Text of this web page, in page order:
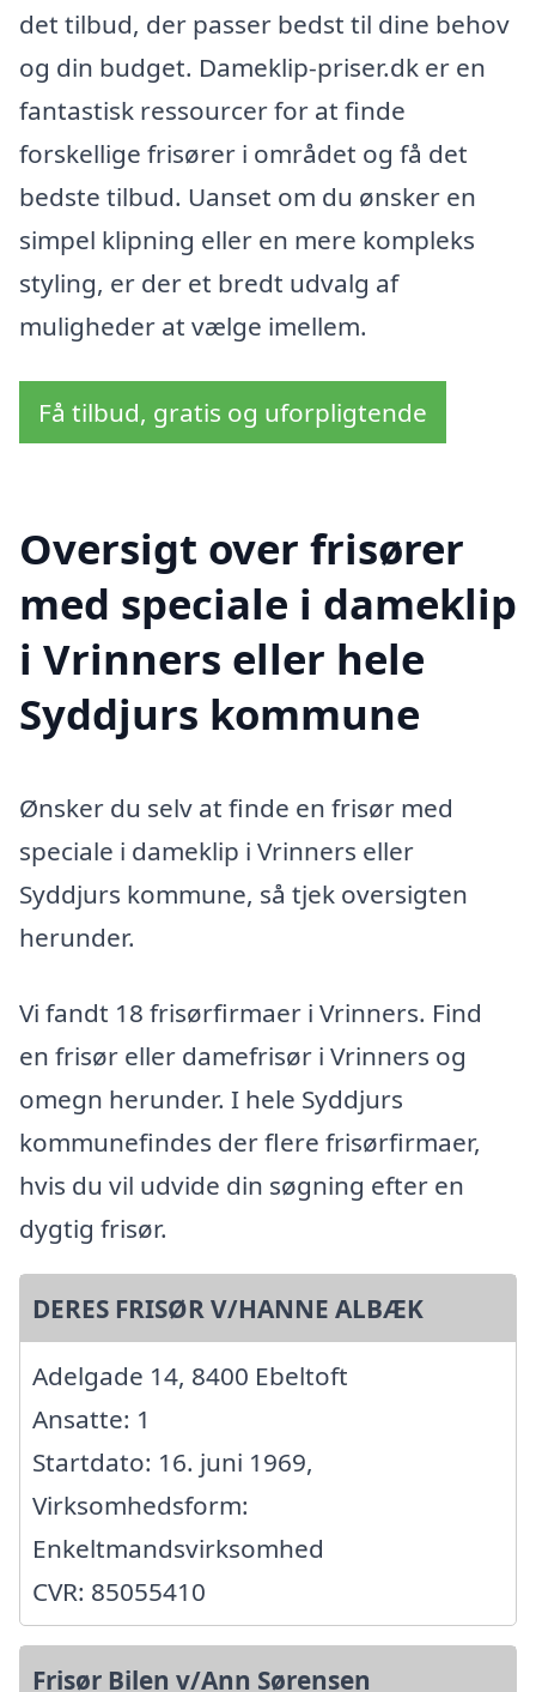
det tilbud, der passer bedst til dine behov
og din budget. Dameklip-priser.dk er en
fantastisk ressourcer for at finde
forskellige frisører i området og få det
bedste tilbud. Uanset om du ønsker en
simpel klipning eller en mere kompleks
styling, er der et bredt udvalg af
muligheder at vælge imellem.
Få tilbud, gratis og uforpligtende
Oversigt over frisører
med speciale i dameklip
i Vrinners eller hele
Syddjurs kommune
Ønsker du selv at finde en frisør med
speciale i dameklip i Vrinners eller
Syddjurs kommune, så tjek oversigten
herunder.
Vi fandt 18 frisørfirmaer i Vrinners. Find
en frisør eller damefrisør i Vrinners og
omegn herunder. I hele Syddjurs
kommunefindes der flere frisørfirmaer,
hvis du vil udvide din søgning efter en
dygtig frisør.
DERES FRISØR V/HANNE ALBÆK
Adelgade 14, 8400 Ebeltoft
Ansatte: 1
Startdato: 16. juni 1969,
Virksomhedsform:
Enkeltmandsvirksomhed
CVR: 85055410
Frisør Bilen v/Ann Sørensen